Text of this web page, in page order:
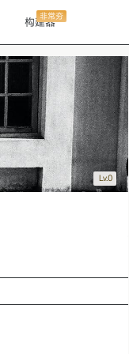
构建器
非常夯
Lv.0